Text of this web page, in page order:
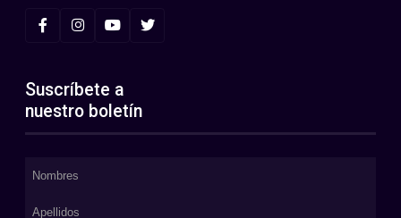
Suscríbete a
nuestro boletín